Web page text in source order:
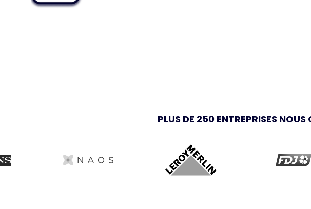
PLUS DE 250 ENTREPRISES